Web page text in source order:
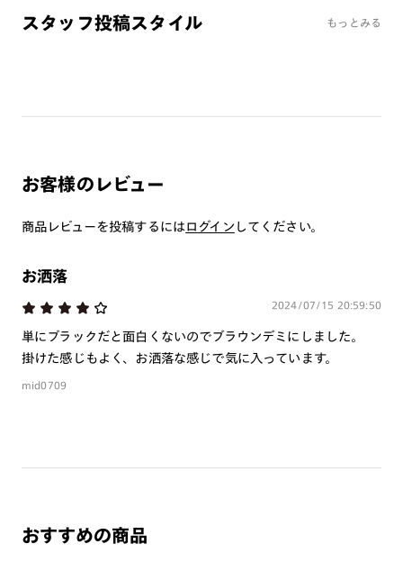
・硬いものとの接触は避けて下さい。
スタッフ投稿スタイル もっとみる
お客様のレビュー
商品レビューを投稿するには ログイン してください。
お洒落
2024/07/15 20:59:50
単にブラックだと面白くないのでブラウンデミにしました。
掛けた感じもよく、お洒落な感じで気に入っています。
mid0709
おすすめの商品